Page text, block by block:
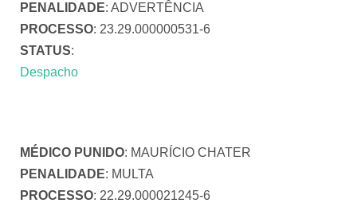
PENALIDADE: ADVERTÊNCIA
PROCESSO: 23.29.000000531-6
STATUS:
Despacho
MÉDICO PUNIDO: MAURÍCIO CHATER
PENALIDADE: MULTA
PROCESSO: 22.29.000021245-6